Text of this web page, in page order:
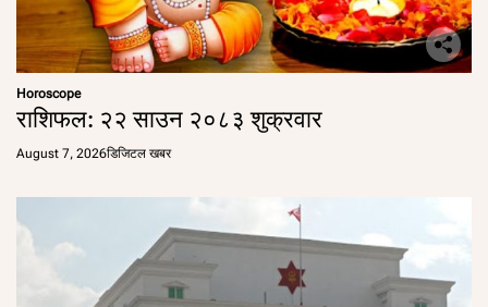
Horoscope
राशिफल: २२ साउन २०८३ शुक्रवार
August 7, 2026डिजिटल खबर